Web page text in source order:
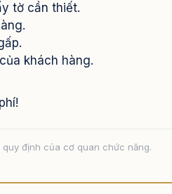
tờ cần thiết.
khách hàng.
định của cơ quan chức năng.